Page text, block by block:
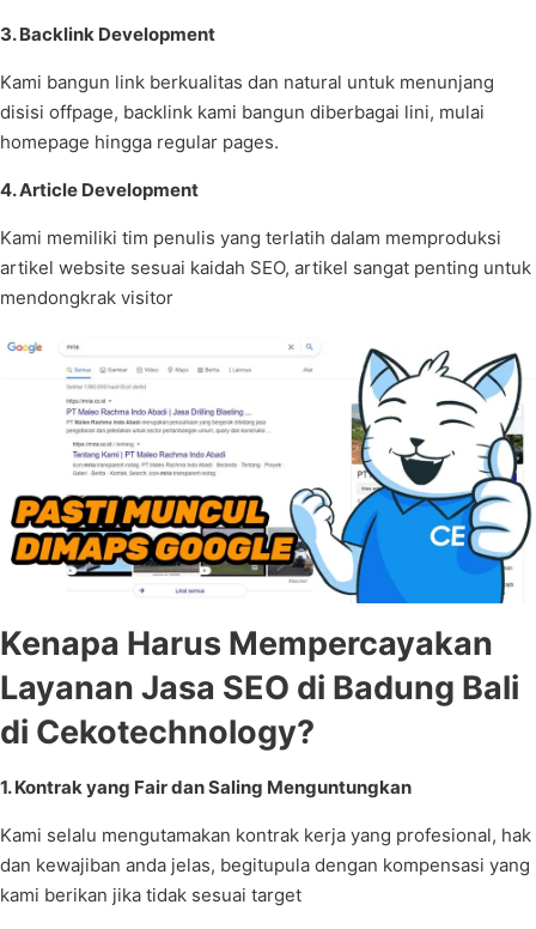
3. Backlink Development
Kami bangun link berkualitas dan natural untuk menunjang
disisi offpage, backlink kami bangun diberbagai lini, mulai
homepage hingga regular pages.
4. Article Development
Kami memiliki tim penulis yang terlatih dalam memproduksi
artikel website sesuai kaidah SEO, artikel sangat penting untuk
mendongkrak visitor
Kenapa Harus Mempercayakan
Layanan Jasa SEO di Badung Bali
di Cekotechnology?
1. Kontrak yang Fair dan Saling Menguntungkan
Kami selalu mengutamakan kontrak kerja yang profesional, hak
dan kewajiban anda jelas, begitupula dengan kompensasi yang
kami berikan jika tidak sesuai target